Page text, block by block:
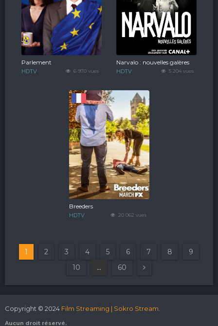
6 970 vues
Parlement
HDTV 5 204 vues
Narvalo : nouvelles galères
HDTV
20 062 vues
Breeders
HDTV
1 2 3 4 5 6 7 8
9
10
... 60
Copyright © 2024 Film Streaming | Sokro Stream.
Aucun droit réservé.